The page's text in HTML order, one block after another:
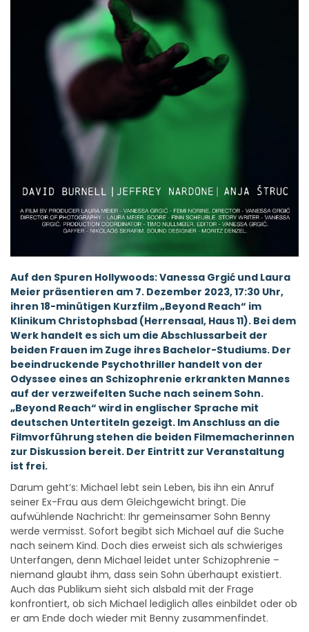
Auf den Spuren Hollywoods: Vanessa Grgić und Laura
Meier präsentieren am 7. Dezember 2023, 17:30 Uhr,
ihren 18-minütigen Kurzfilm „Beyond Reach“ im
Klinikum Christophsbad (Herrensaal, Haus 11). Bei dem
Werk handelt es sich um die Abschlussarbeit der
beiden Frauen im Zuge ihres Bachelor-Studiums. Der
beeindruckende Psychothriller handelt von der
Odyssee eines an Schizophrenie erkrankten Mannes
auf der verzweifelten Suche nach seinem Sohn.
„Beyond Reach“ wird in englischer Sprache mit
deutschen Untertiteln gezeigt. Im Anschluss an die
Filmvorführung stehen die beiden Filmemacherinnen
zur Diskussion bereit. Der Eintritt zur Veranstaltung
ist frei.
Darum geht’s: Michael lebt sein Leben, bis ihn ein Anruf
seiner Ex-Frau aus dem Gleichgewicht bringt. Die
aufwühlende Nachricht: Ihr gemeinsamer Sohn Benny
werde vermisst. Sofort begibt sich Michael auf die Suche
nach seinem Kind. Doch dies erweist sich als schwieriges
Unterfangen, denn Michael leidet unter Schizophrenie –
niemand glaubt ihm, dass sein Sohn überhaupt existiert.
Auch das Publikum sieht sich alsbald mit der Frage
konfrontiert, ob sich Michael lediglich alles einbildet oder ob
er am Ende doch wieder mit Benny zusammenfindet.